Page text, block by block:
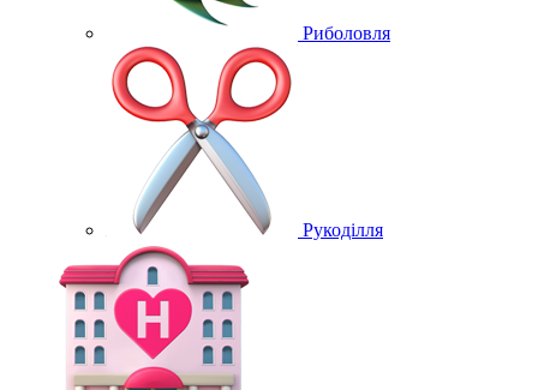
Риболовля
Рукоділля